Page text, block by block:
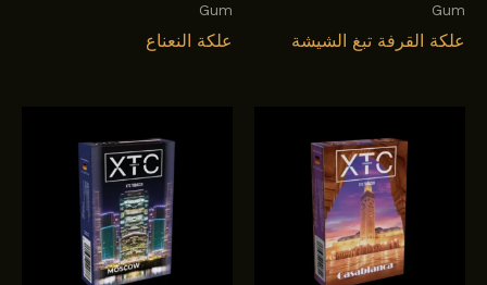
Gum
علكة القرفة تبغ الشيشة
Gum
علكة النعناع